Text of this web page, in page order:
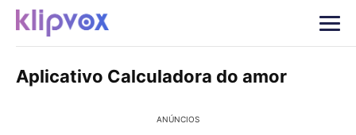
Aplicativo Calculadora do amor
ANÚNCIOS